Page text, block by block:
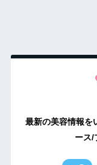
最新の美容情報を
ース/